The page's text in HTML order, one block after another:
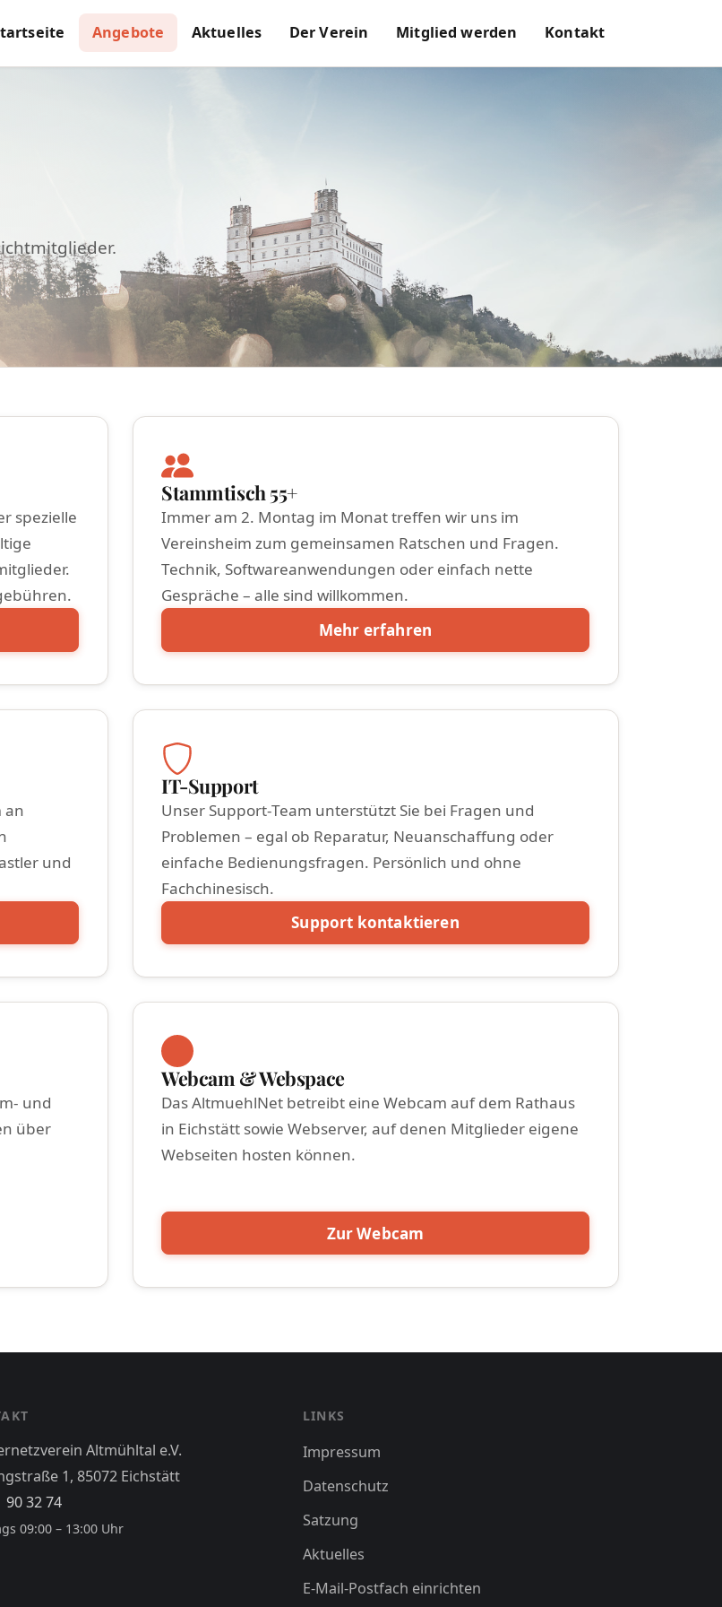
Angebote Aktuelles Der Verein Mitglied werden Kontakt
spezielle
Stammtisch 55+
Immer am 2. Montag im Monat treffen wir uns im
Vereinsheim zum gemeinsamen Ratschen und Fragen.
Technik, Softwareanwendungen oder einfach nette
Gespräche – alle sind willkommen.
Mehr erfahren
an
und
IT-Support
Unser Support-Team unterstützt Sie bei Fragen und
Problemen – egal ob Reparatur, Neuanschaffung oder
einfache Bedienungsfragen. Persönlich und ohne
Fachchinesisch.
Support kontaktieren
und
über
Webcam & Webspace
Das AltmuehlNet betreibt eine Webcam auf dem Rathaus
in Eichstätt sowie Webserver, auf denen Mitglieder eigene
Webseiten hosten können.
Zur Webcam
Altmühltal e.V.
1, 85072 Eichstätt
90 32 74
09:00 – 13:00 Uhr
LINKS
Impressum
Datenschutz
Satzung
Aktuelles
E-Mail-Postfach einrichten